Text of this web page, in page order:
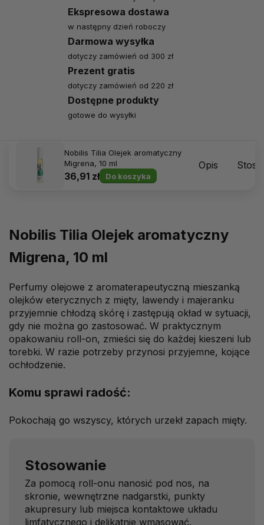
Ekspresowa dostawa
w następny dzień roboczy
Darmowa wysyłka
dotyczy zamówień od 300 zł
Prezent gratis
dotyczy zamówień od 220 zł
Dostępne produkty
gotowe do wysyłki
Nobilis Tilia Olejek aromatyczny
Migrena, 10 ml
36,91 zł Do koszyka
Opis
Nobilis Tilia Olejek aromatyczny
Migrena, 10 ml
Perfumy olejowe z aromaterapeutyczną mieszanką
olejków eterycznych z mięty, lawendy i majeranku
przyjemnie chłodzą skórę i zastępują okład w sytuacji,
gdy nie można go zastosować. W praktycznym
opakowaniu roll-on, zmieści się do każdej kieszeni lub
torebki. W razie potrzeby przynosi przyjemne, kojące
ochłodzenie.
Komu sprawi radość:
Pokochają go wszyscy, których urzekł zapach mięty.
Stosowanie
Za pomocą roll-onu nanosić pod nos, na
skronie, wewnętrzne nadgarstki, punkty
akupresury lub miejsca kontaktowe układu
limfatycznego i delikatnie wmasować.